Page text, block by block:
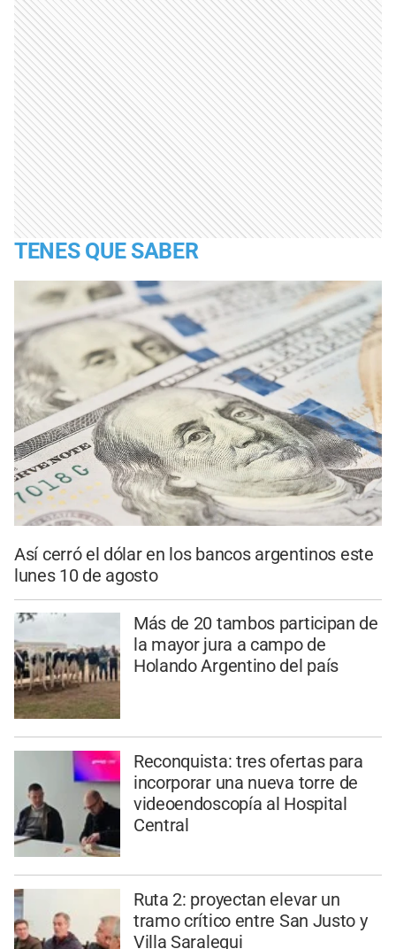
TENES QUE SABER
Así cerró el dólar en los bancos argentinos este
lunes 10 de agosto
Más de 20 tambos participan de
la mayor jura a campo de
Holando Argentino del país
Reconquista: tres ofertas para
incorporar una nueva torre de
videoendoscopía al Hospital
Central
Ruta 2: proyectan elevar un
tramo crítico entre San Justo y
Villa Saralegui